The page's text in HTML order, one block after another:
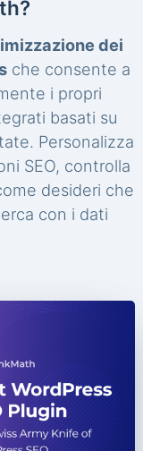
dei
che consente a
i propri
basati su
Personalizza
SEO, controlla
desideri che
con i dati